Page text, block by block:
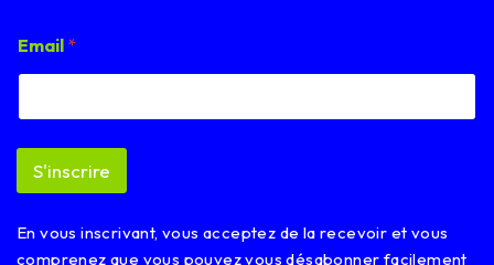
m
a
l
m
i
E
m
Email *
S'inscrire
En vous inscrivant, vous acceptez de la recevoir et vous
comprenez que vous pouvez vous désabonner facilement